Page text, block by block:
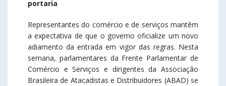
portaria
Representantes do comércio e de serviços mantêm
a expectativa de que o governo oficialize um novo
adiamento da entrada em vigor das regras. Nesta
semana, parlamentares da Frente Parlamentar de
Comércio e Serviços e dirigentes da Associação
Brasileira de Atacadistas e Distribuidores (ABAD) se